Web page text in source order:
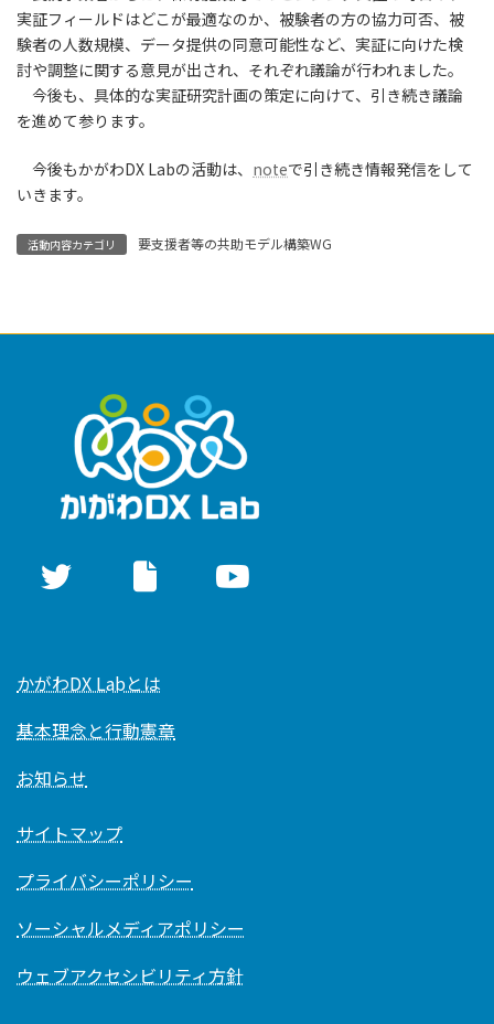
実証フィールドはどこが最適なのか、被験者の方の協力可否、被
験者の人数規模、データ提供の同意可能性など、実証に向けた検
討や調整に関する意見が出され、それぞれ議論が行われました。
今後も、具体的な実証研究計画の策定に向けて、引き続き議論
を進めて参ります。
今後もかがわDX Labの活動は、 noteで引き続き情報発信をして
いきます。
活動内容カテゴリ 要支援者等の共助モデル構築WG
かがわDX Labとは
基本理念と行動憲章
お知らせ
サイトマップ
プライバシーポリシー
ソーシャルメディアポリシー
ウェブアクセシビリティ方針